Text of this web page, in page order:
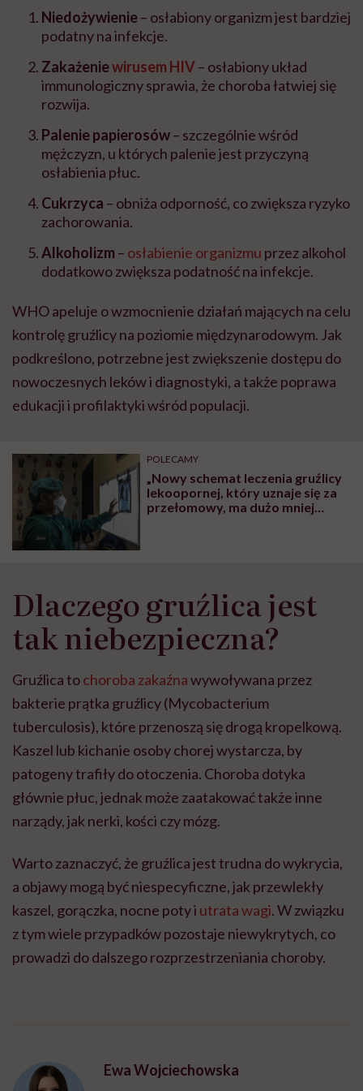
Niedożywienie– osłabiony organizm jest bardziej
podatny na infekcje.
Zakażeniewirusem HIV– osłabiony układ
immunologiczny sprawia, że choroba łatwiej się
rozwija.
Palenie papierosów– szczególnie wśród
mężczyzn, u których palenie jest przyczyną
osłabienia płuc.
Cukrzyca – obniża odporność, co zwiększa ryzyko
zachorowania.
Alkoholizm – osłabienie organizmu przez alkohol
dodatkowo zwiększa podatność na infekcje.
WHO apeluje o wzmocnienie działań mających na celu
kontrolę gruźlicy na poziomie międzynarodowym. Jak
podkreślono, potrzebne jest zwiększenie dostępu do
nowoczesnych leków i diagnostyki, a także poprawa
edukacji i profilaktyki wśród populacji.
POLECAMY
„Nowy schemat leczenia gruźlicy
lekoopornej, który uznaje się za
przełomowy, ma dużo mniej
Dlaczego gruźlica jest
tak niebezpieczna?
Gruźlica tochoroba zakaźnawywoływana przez
bakterie prątka gruźlicy (Mycobacterium
tuberculosis), które przenoszą się drogą kropelkową.
Kaszel lub kichanie osoby chorej wystarcza, by
patogeny trafiły do otoczenia. Choroba dotyka
głównie płuc, jednak może zaatakować także inne
narządy, jak nerki, kości czy mózg.
Warto zaznaczyć, że gruźlica jest trudna do wykrycia,
a objawy mogą być niespecyficzne, jak przewlekły
kaszel, gorączka, nocne poty i utrata wagi. W związku
z tym wiele przypadków pozostaje niewykrytych, co
prowadzi do dalszego rozprzestrzeniania choroby.
Ewa Wojciechowska